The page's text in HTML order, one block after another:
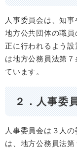
人事委員会は、知
地方公共団体の職
正に行われるよう
は地方公務員法第
ています。
２．人事委
人事委員会は３人
は、地方公務員法